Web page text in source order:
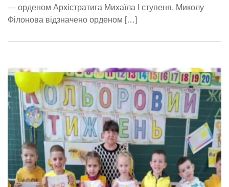
— орденом Архістратига Михаїла І ступеня. Миколу
Філонова відзначено орденом […]